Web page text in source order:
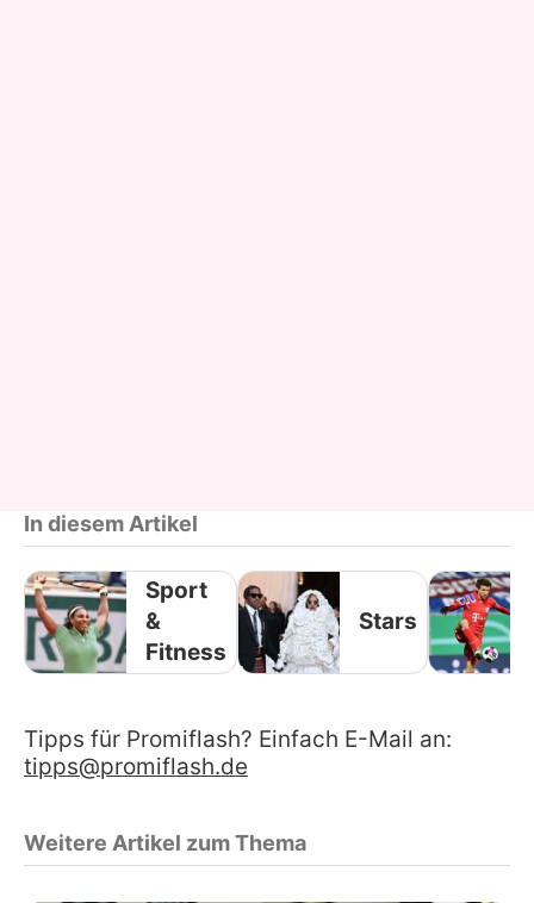
In diesem Artikel
Sport
&
Fitness
Stars
Tipps für Promiflash? Einfach E-Mail an:
tipps@promiflash.de
Weitere Artikel zum Thema